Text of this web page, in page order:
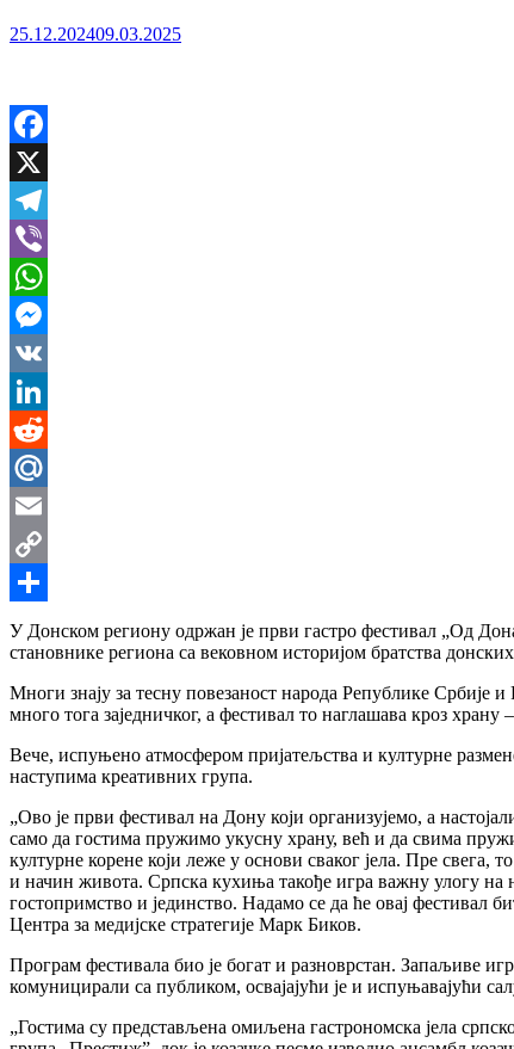
25.12.202409.03.2025
Facebook
X
Telegram
Viber
WhatsApp
Messenger
VK
LinkedIn
Reddit
Mail.Ru
Email
Copy
Link
Share
У Донском региону одржан је први гастро фестивал „Од
становнике региона са вековном историјом братства
Многи знају за тесну повезаност народа Републике Србије
много тога заједничког, а фестивал то наглашава кроз
Вече, испуњено атмосфером пријатељства и културне
наступима креативних група.
„Ово је први фестивал на Дону који организујемо, а
само да гостима пружимо укусну храну, већ и да свима
културне корене који леже у основи сваког јела. Пре свега,
и начин живота. Српска кухиња такође игра важну улогу на
гостопримство и јединство. Надамо се да ће овај фестивал
Центра за медијске стратегије Марк Биков.
Програм фестивала био је богат и разноврстан. Запаљиве
комуницирали са публиком, освајајући је и испуњавајући
„Гостима су представљена омиљена гастрономска јела